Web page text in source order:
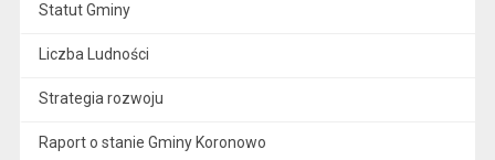
Statut Gminy
Liczba Ludności
Strategia rozwoju
Raport o stanie Gminy Koronowo